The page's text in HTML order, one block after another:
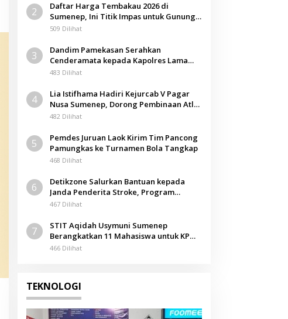
2
Daftar Harga Tembakau 2026 di
Sumenep, Ini Titik Impas untuk Gunung,
Tegal, dan Sawah
509 Dilihat
3
Dandim Pamekasan Serahkan
Cenderamata kepada Kapolres Lama
pada Acara Kenal Pamit
483 Dilihat
4
Lia Istifhama Hadiri Kejurcab V Pagar
Nusa Sumenep, Dorong Pembinaan Atlet
Berkarakter
482 Dilihat
5
Pemdes Juruan Laok Kirim Tim Pancong
Pamungkas ke Turnamen Bola Tangkap
468 Dilihat
6
Detikzone Salurkan Bantuan kepada
Janda Penderita Stroke, Program
Berbagi Masuki Hari ke-61
467 Dilihat
7
STIT Aqidah Usymuni Sumenep
Berangkatkan 11 Mahasiswa untuk KPM
Internasional di Malaysia
466 Dilihat
TEKNOLOGI